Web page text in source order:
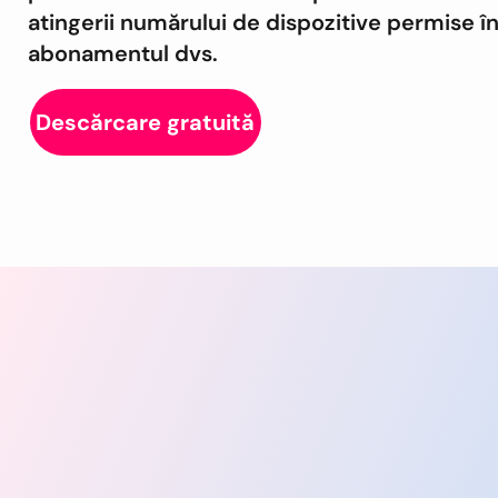
atingerii numărului de dispozitive permise în
abonamentul dvs.
Descărcare gratuită